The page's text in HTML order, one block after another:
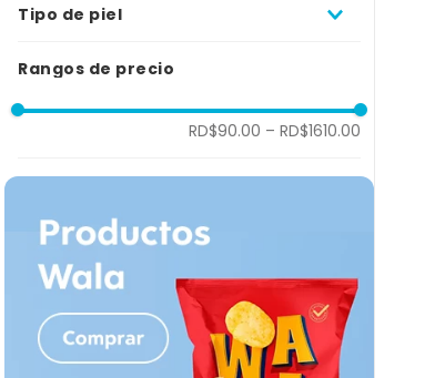
CELAVI
NIVEA
CERAVE
BEAUTY TREATS
Sensibilidad
Tipo de piel
Mixta
Rangos de precio
RD$90.00 – RD$1610.00